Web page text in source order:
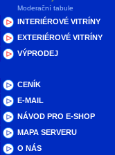
Moderační tabule
INTERIÉROVÉ VITRÍNY
EXTERIÉROVÉ VITRÍNY
VÝPRODEJ
CENÍK
E-MAIL
NÁVOD PRO E-SHOP
MAPA SERVERU
O NÁS